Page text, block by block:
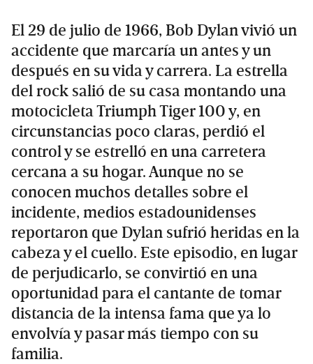
El 29 de julio de 1966, Bob Dylan vivió un
accidente que marcaría un antes y un
después en su vida y carrera. La estrella
del rock salió de su casa montando una
motocicleta Triumph Tiger 100 y, en
circunstancias poco claras, perdió el
control y se estrelló en una carretera
cercana a su hogar. Aunque no se
conocen muchos detalles sobre el
incidente, medios estadounidenses
reportaron que Dylan sufrió heridas en la
cabeza y el cuello. Este episodio, en lugar
de perjudicarlo, se convirtió en una
oportunidad para el cantante de tomar
distancia de la intensa fama que ya lo
envolvía y pasar más tiempo con su
familia.